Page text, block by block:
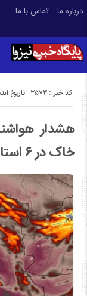
درباره ما تماس با ما
تاریخ انتشار : کد خبر : 3573
هشدار
خاک در ۶ استان کشور